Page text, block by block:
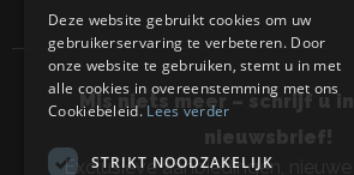
Mis niets meer – schrijf u
nieuwsbrief!
Exclusieve aanbiedingen,
Deze website gebruikt cookies om uw
gebruikerservaring te verbeteren. Door
onze website te gebruiken, stemt u in met
alle cookies in overeenstemming met ons
Cookiebeleid.Lees verder
STRIKT NOODZAKELIJK